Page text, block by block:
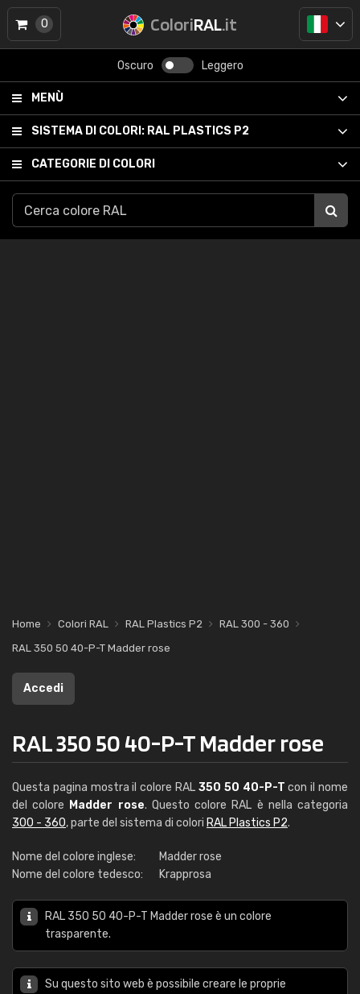
ColoriRAL.it
Oscuro Leggero
MENÙ
SISTEMA DI COLORI: RAL PLASTICS P2
CATEGORIE DI COLORI
0
Home Colori RAL RAL Plastics P2
RAL 300 - 360
RAL 350 50 40-P-T Madder rose
Accedi
RAL 350 50 40-P-T Madder rose
Questa pagina mostra il colore RAL 350 50 40-P-T con il nome
del colore Madder rose. Questo colore RAL è nella categoria
300 - 360, parte del sistema di colori RAL Plastics P2.
Nome del colore inglese:
Madder rose
Nome del colore tedesco:
Krapprosa
RAL 350 50 40-P-T Madder rose è un colore
trasparente.
Su questo sito web è possibile creare le proprie